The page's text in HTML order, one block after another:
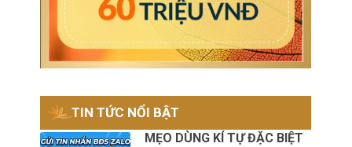
TIN TỨC NỔI BẬT
MẸO DÙNG KÍ TỰ ĐẶC BIỆT